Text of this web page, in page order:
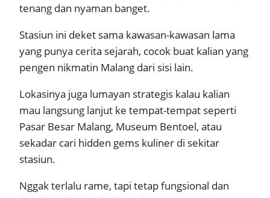
tenang dan nyaman banget.
Stasiun ini deket sama kawasan-kawasan lama
yang punya cerita sejarah, cocok buat kalian yang
pengen nikmatin Malang dari sisi lain.
Lokasinya juga lumayan strategis kalau kalian
mau langsung lanjut ke tempat-tempat seperti
Pasar Besar Malang, Museum Bentoel, atau
sekadar cari hidden gems kuliner di sekitar
stasiun.
Nggak terlalu rame, tapi tetap fungsional dan